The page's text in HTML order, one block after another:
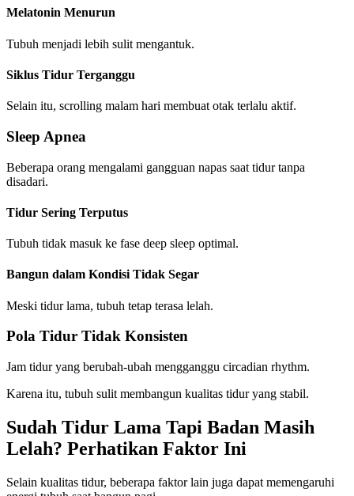
Melatonin Menurun
Tubuh menjadi lebih sulit mengantuk.
Siklus Tidur Terganggu
Selain itu, scrolling malam hari membuat otak terlalu aktif.
Sleep Apnea
Beberapa orang mengalami gangguan napas saat tidur tanpa
disadari.
Tidur Sering Terputus
Tubuh tidak masuk ke fase deep sleep optimal.
Bangun dalam Kondisi Tidak Segar
Meski tidur lama, tubuh tetap terasa lelah.
Pola Tidur Tidak Konsisten
Jam tidur yang berubah-ubah mengganggu circadian rhythm.
Karena itu, tubuh sulit membangun kualitas tidur yang stabil.
Sudah Tidur Lama Tapi Badan Masih
Lelah? Perhatikan Faktor Ini
Selain kualitas tidur, beberapa faktor lain juga dapat memengaruhi